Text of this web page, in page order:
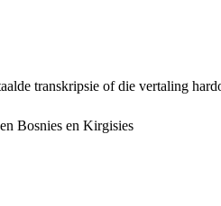
transkripsie of die vertaling
Bosnies en Kirgisies